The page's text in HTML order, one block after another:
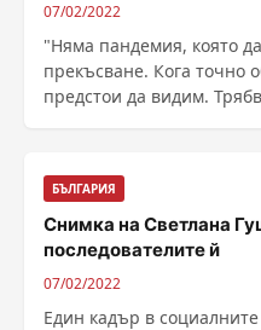
07/02/2022
"Няма пандемия, която
прекъсване. Кога точно
предстои да видим.
БЪЛГАРИЯ
Снимка на Светлана
последователите й
07/02/2022
Един кадър в